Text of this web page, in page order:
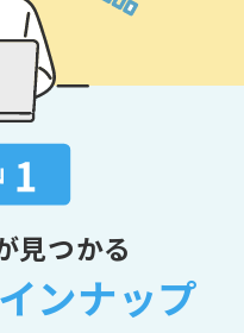
見つかる
ンナップ